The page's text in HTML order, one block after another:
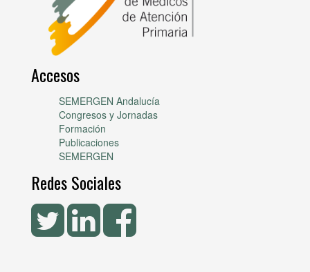
Accesos
SEMERGEN Andalucía
Congresos y Jornadas
Formación
Publicaciones
SEMERGEN
Redes Sociales